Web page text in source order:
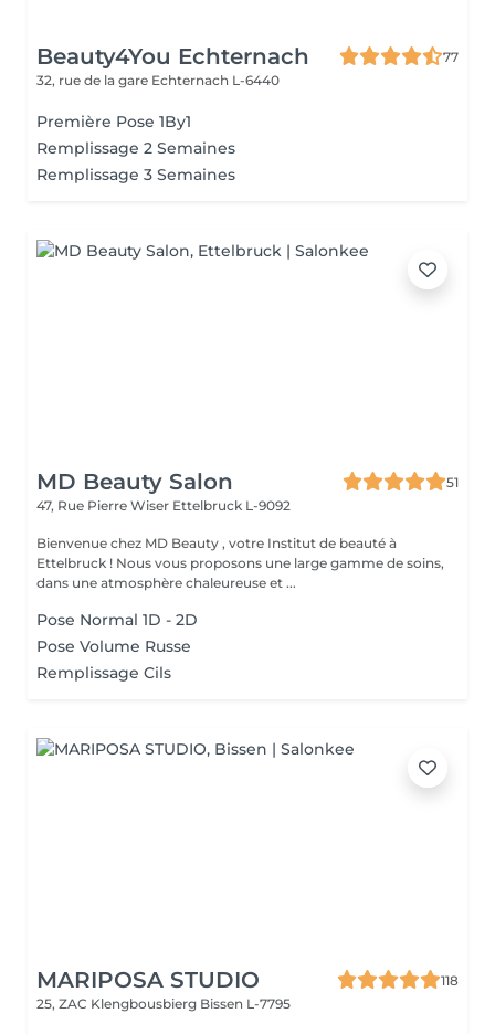
Beauty4You Echternach
77
32, rue de la gare Echternach L-6440
Première Pose 1By1
Remplissage 2 Semaines
Remplissage 3 Semaines
MD Beauty Salon
51
47, Rue Pierre Wiser Ettelbruck L-9092
Bienvenue chez MD Beauty , votre Institut de beauté à
Ettelbruck ! Nous vous proposons une large gamme de soins,
dans une atmosphère chaleureuse et ...
Pose Normal 1D - 2D
Pose Volume Russe
Remplissage Cils
MARIPOSA STUDIO
118
25, ZAC Klengbousbierg Bissen L-7795